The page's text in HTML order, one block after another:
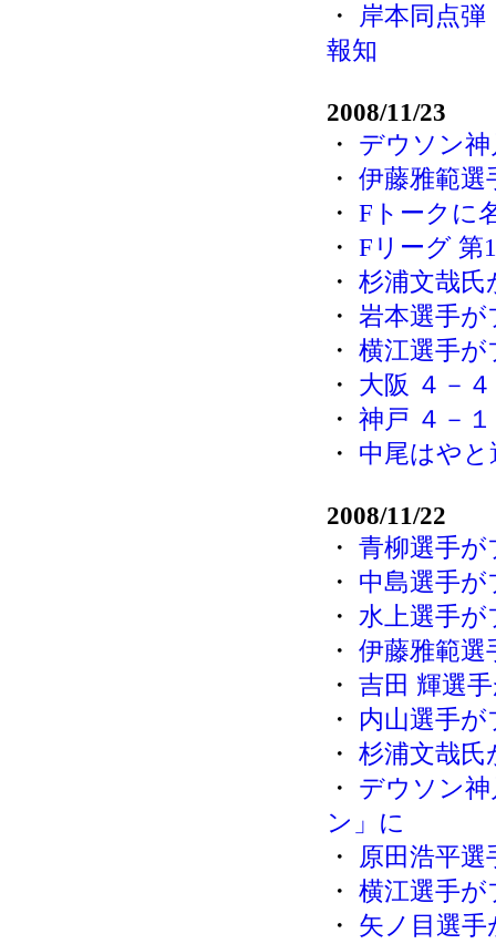
・
岸本同点
報知
2008/11/23
・ デウソン
・ 伊藤雅範
・ Fトークに
・ Fリーグ 第
・ 杉浦文哉
・ 岩本選手
・ 横江選手
・ 大阪 ４－
・ 神戸 ４－
・ 中尾はや
2008/11/22
・ 青柳選手
・ 中島選手
・ 水上選手
・ 伊藤雅範
・ 吉田 輝選
・ 内山選手
・ 杉浦文哉
・ デウソン
ン」に
・
原田浩平
・ 横江選手
・ 矢ノ目選